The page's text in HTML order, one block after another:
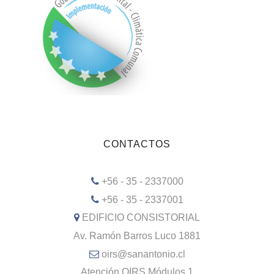
CONTACTOS
+56 - 35 - 2337000
+56 - 35 - 2337001
EDIFICIO CONSISTORIAL
Av. Ramón Barros Luco 1881
oirs@sanantonio.cl